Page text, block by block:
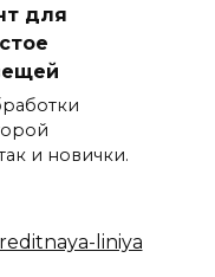
для
и новички.